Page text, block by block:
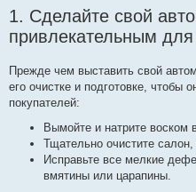
1. Сделайте свой
привлекательным для
Прежде чем выставить свой
его очистке и подготовке, чтобы
покупателей:
Вымойте и натрите воском
Тщательно очистите
Исправьте все мелкие
вмятины или царапины.